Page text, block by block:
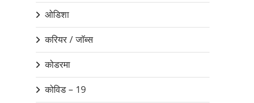
ओडिशा
करियर / जॉब्स
कोडरमा
कोविड – 19